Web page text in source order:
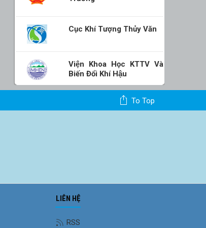
Cục Khí Tượng Thủy Văn
Viện Khoa Học KTTV Và
Biến Đổi Khí Hậu
To Top
LIÊN HỆ
RSS